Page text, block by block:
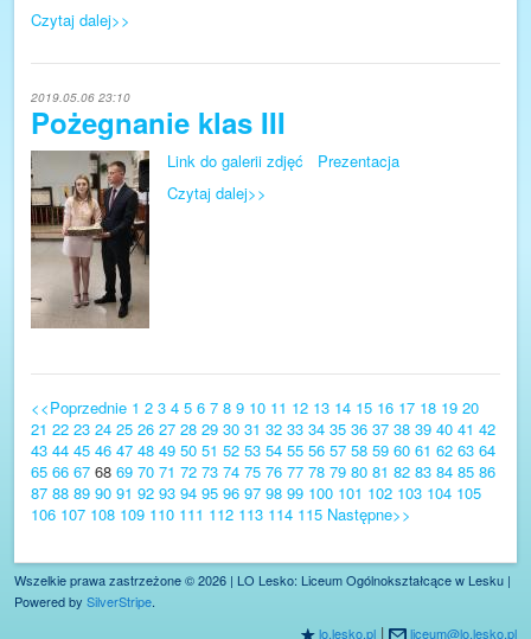
Czytaj dalej>>
2019.05.06 23:10
Pożegnanie klas III
Link do galerii zdjęć
Prezentacja
Czytaj dalej>>
<<Poprzednie 1 2 3 4 5 6 7 8 9 10 11 12 13 14 15 16 17 18 19 20
21 22 23 24 25 26 27 28 29 30 31 32 33 34 35 36 37 38 39 40 41 42
43 44 45 46 47 48 49 50 51 52 53 54 55 56 57 58 59 60 61 62 63 64
65 66 67 6869 70 71 72 73 74 75 76 77 78 79 80 81 82 83 84 85 86
87 88 89 90 91 92 93 94 95 96 97 98 99 100 101 102 103 104 105
106 107 108 109 110 111 112 113 114 115 Następne>>
Wszelkie prawa zastrzeżone © 2026 | LO Lesko: Liceum Ogólnokształcące w Lesku |
Powered by SilverStripe.
R lo.lesko.pl | @ liceum@lo.lesko.pl